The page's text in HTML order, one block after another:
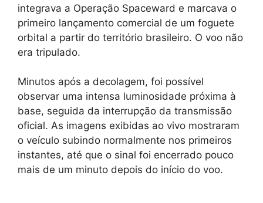
integrava a Operação Spaceward e marcava o
primeiro lançamento comercial de um foguete
orbital a partir do território brasileiro. O voo não
era tripulado.
Minutos após a decolagem, foi possível
observar uma intensa luminosidade próxima à
base, seguida da interrupção da transmissão
oficial. As imagens exibidas ao vivo mostraram
o veículo subindo normalmente nos primeiros
instantes, até que o sinal foi encerrado pouco
mais de um minuto depois do início do voo.